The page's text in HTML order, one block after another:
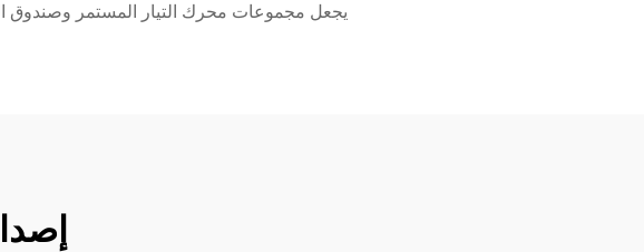
يجعل مجموعات محرك التيار المستمر وصندوق